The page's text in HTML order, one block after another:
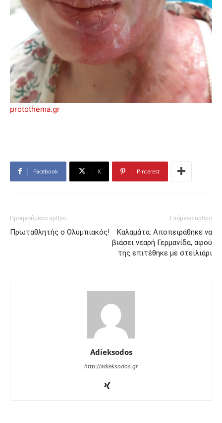
protothema.gr
Facebook X Pinterest
Προηγούμενο άρθρο
Πρωταθλητής ο Ολυμπιακός!
Επόμενο άρθρο
Καλαμάτα: Αποπειράθηκε να
βιάσει νεαρή Γερμανίδα, αφού
της επιτέθηκε με στειλιάρι
Adieksodos
http://adieksodos.gr